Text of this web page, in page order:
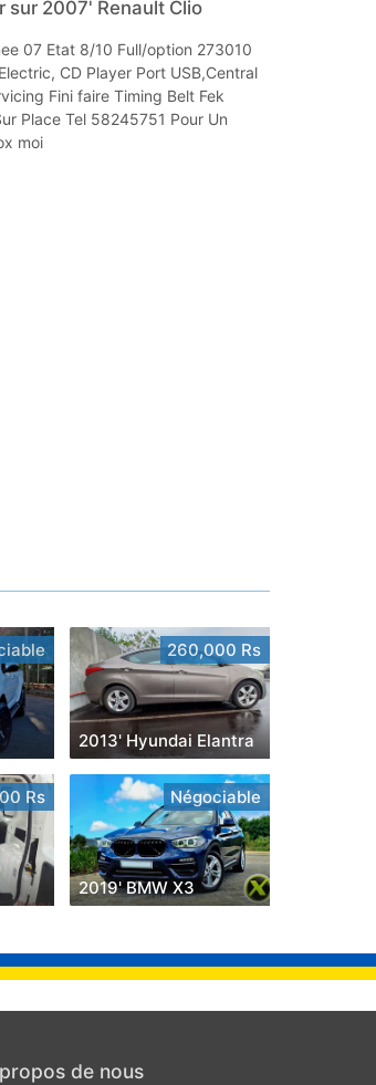
sur 2007' Renault Clio
07 Etat 8/10 Full/option 273010
CD Player Port USB,Central
Fini faire Timing Belt Fek
Place Tel 58245751 Pour Un
moi
260,000 Rs
2013' Hyundai Elantra
Rs Négociable
2019' BMW X3
de nous